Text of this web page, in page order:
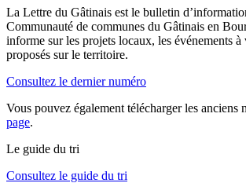
La Lettre du Gâtinais est le bulletin
Communauté de communes du Gâtinais en
informe sur les projets locaux, les événements à
proposés sur le territoire.
Consultez le dernier numéro
Vous pouvez également télécharger les anciens
page.
Le guide du tri
Consultez le guide du tri